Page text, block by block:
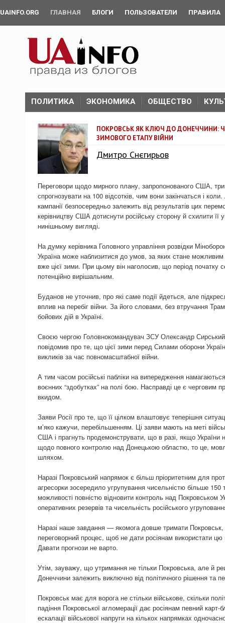
UAINFO.ORG ГЛАВНАЯ БЛОГИ ПОЛЬЗОВАТЕЛИ ПРАВИЛА
ПОЛИТИКА ЭКОНОМИКА ОБЩЕСТВО
ПОКРОВСЬК ЯК КЛЮЧ ДО ДОНЕЧЧИНИ:
ЗИМОВОГО ЕТАПУ ВІЙНИ
Дмитро Снєгирьов
Переговори щодо мирного плану, запропонованого США,
спрогнозувати на 100 відсотків, чим вони закінчаться і
кампанії безпосередньо залежить від результатів цих
керівництву США дотиснути російську сторону й схилити її
нинішньому вигляді.
На думку керівника Головного управління розвідки
Україна може наблизитися до умов, за яких стане
вже цієї зими. При цьому він наголосив, що період початку
потенційно вирішальним.
Буданов не уточнив, про які саме події йдеться, але
вплив на перебіг війни. За його словами, без втручання
бойових дій в Україні.
Своєю чергою Головнокомандувач ЗСУ Олександр Сирський
повідомив про те, що цієї зими перед Силами оборони
викликів за час повномасштабної війни.
А тим часом російські пабліки на випередження
воєнних “здобутках” на полі бою. Насправді це є черговим
вкидом.
Заяви Росії про те, що її цілком влаштовує теперішня
м’яко кажучи, перебільшенням. Ці заяви мають на меті
США і прагнуть продемонструвати, що в разі, якщо України
щодо повного контролю над Донецькою областю, то це,
шляхом.
Наразі Покровський напрямок є більш пріоритетним для
агресорки зосередило угрупування чисельністю більше
можливості повністю відновити контроль над Покровськом
оперативних резервів та чисельність російського
Наразі наше завдання — якомога довше тримати Покровськ,
переговорний процес, щоб не дати росіянам використати цю
Давати прогнози не варто.
Утім, зауважу, що утримання не тільки Покровська, але й
Донеччини залежить виключно від політичного рішення та
Покровськ має для ворога не стільки військове, скільки
падіння Покровської агломерації дає росіянам певний
ескалації військової напруги на кількох напрямках